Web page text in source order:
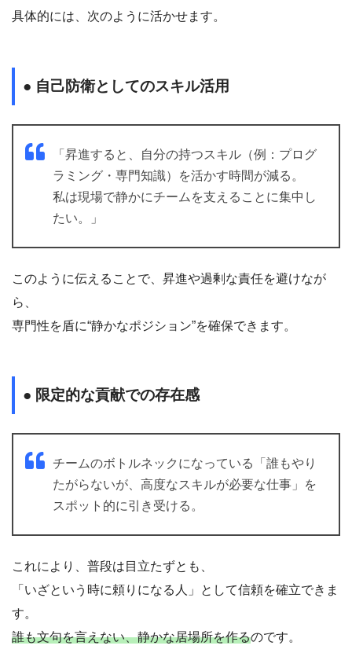
具体的には、次のように活かせます。
● 自己防衛としてのスキル活用
「昇進すると、自分の持つスキル（例：プログ
ラミング・専門知識）を活かす時間が減る。
私は現場で静かにチームを支えることに集中し
たい。」
このように伝えることで、昇進や過剰な責任を避けなが
ら、
専門性を盾に“静かなポジション”を確保できます。
● 限定的な貢献での存在感
チームのボトルネックになっている「誰もやり
たがらないが、高度なスキルが必要な仕事」を
スポット的に引き受ける。
これにより、普段は目立たずとも、
「いざという時に頼りになる人」として信頼を確立できま
す。
誰も文句を言えない、静かな居場所を作るのです。